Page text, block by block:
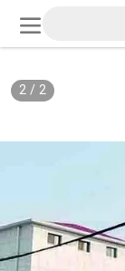
2
/
2